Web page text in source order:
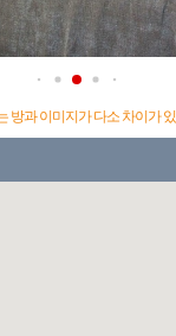
방과 이미지가 다소 차이가